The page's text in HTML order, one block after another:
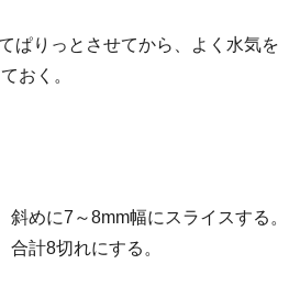
ぱりっとさせてから、よく水気を
おく。
めに7～8mm幅にスライスする。
計8切れにする。